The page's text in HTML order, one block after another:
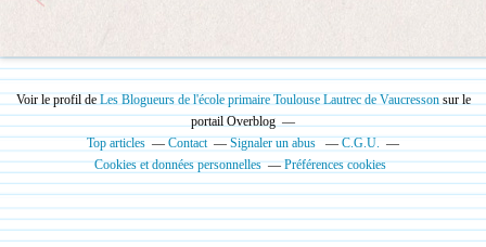
Voir le profil de Les Blogueurs de l'école primaire Toulouse Lautrec de Vaucressonsur le
portail Overblog
Top articles
Contact Signaler un abus
C.G.U.
Cookies et données personnelles
Préférences cookies